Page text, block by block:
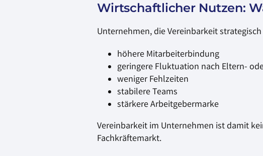
Wirtschaftlicher Nutzen:
Unternehmen, die Vereinbarkeit
höhere Mitarbeiterbindung
geringere Fluktuation nach Eltern-
weniger Fehlzeiten
stabilere Teams
stärkere Arbeitgebermarke
Vereinbarkeit im Unternehmen ist damit
Fachkräftemarkt.